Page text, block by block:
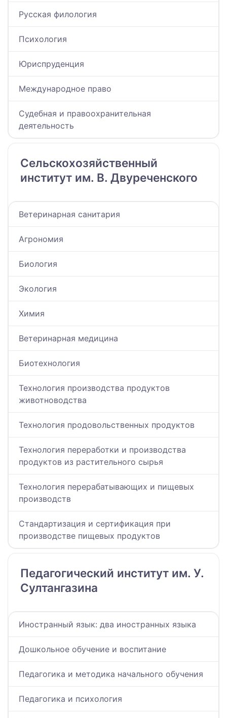
Русская филология
Психология
Юриспруденция
Международное право
Судебная и правоохранительная
деятельность
Сельскохозяйственный
институт им. В. Двуреченского
Ветеринарная санитария
Агрономия
Биология
Экология
Химия
Ветеринарная медицина
Биотехнология
Технология производства продуктов
животноводства
Технология продовольственных продуктов
Технология переработки и производства
продуктов из растительного сырья
Технология перерабатывающих и пищевых
производств
Стандартизация и сертификация при
производстве пищевых продуктов
Педагогический институт им. У.
Султангазина
Иностранный язык: два иностранных языка
Дошкольное обучение и воспитание
Педагогика и методика начального обучения
Педагогика и психология